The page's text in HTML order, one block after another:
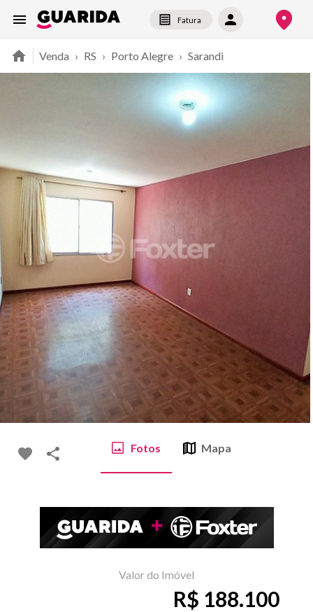
Fatura
Venda › RS › Porto Alegre › Sarandi
Fotos Mapa
Valor do Imóvel
R$ 188.100